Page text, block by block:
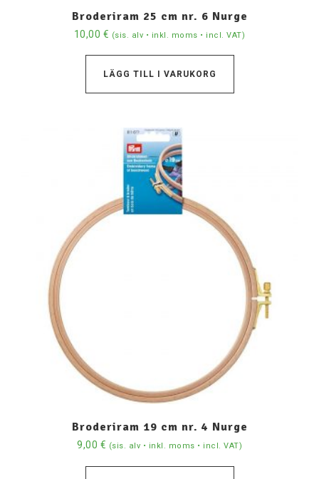
Broderiram 25 cm nr. 6 Nurge
10,00 € (sis. alv • inkl. moms • incl. VAT)
LÄGG TILL I VARUKORG
Broderiram 19 cm nr. 4 Nurge
9,00 € (sis. alv • inkl. moms • incl. VAT)